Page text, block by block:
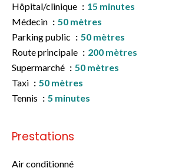
Hôpital/clinique
15 minutes
Médecin
50 mètres
Parking public
50 mètres
Route principale
200 mètres
Supermarché
50 mètres
Taxi
50 mètres
Tennis
5 minutes
Prestations
Air conditionné